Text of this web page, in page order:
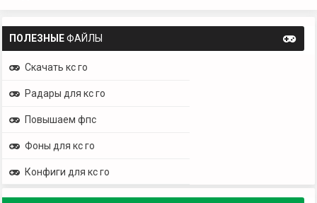
ПОЛЕЗНЫЕФАЙЛЫ
Скачать кс го
Радары для кс го
Повышаем фпс
Фоны для кс го
Конфиги для кс го